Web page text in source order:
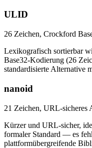
ULID
26 Zeichen, Crockford
Lexikografisch sortierbar
Base32-Kodierung (26
standardisierte Alternative
nanoid
21 Zeichen, URL-sicheres
Kürzer und URL-sicher,
formaler Standard — es
plattformübergreifende